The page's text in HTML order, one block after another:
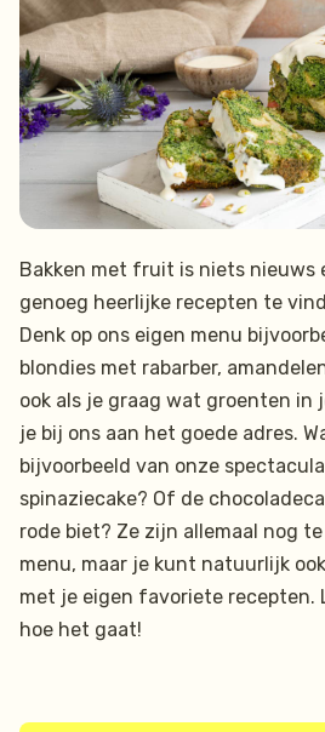
Bakken met fruit is niets nieuws
genoeg heerlijke recepten te
Denk op ons eigen menu
blondies met rabarber,
ook als je graag wat groenten in
je bij ons aan het goede adres.
bijvoorbeeld van onze
spinaziecake? Of de
rode biet? Ze zijn allemaal nog
menu, maar je kunt natuurlijk
met je eigen favoriete recepten.
hoe het gaat!